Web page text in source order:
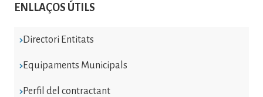
ENLLAÇOS ÚTILS
Directori Entitats
Equipaments Municipals
Perfil del contractant